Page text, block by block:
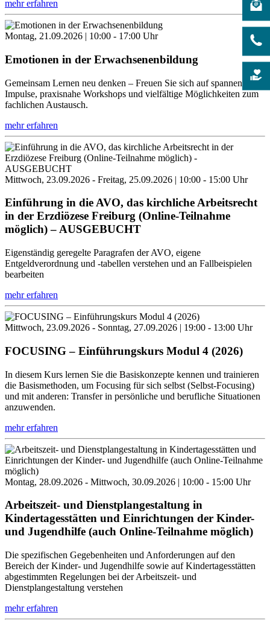
mehr erfahren
Montag, 21.09.2026 | 10:00 - 17:00 Uhr
Emotionen in der Erwachsenenbildung
Gemeinsam Lernen neu denken – Freuen Sie sich auf spannende
Impulse, praxisnahe Workshops und vielfältige Möglichkeiten zum
fachlichen Austausch.
mehr erfahren
Mittwoch, 23.09.2026 - Freitag, 25.09.2026 | 10:00 - 15:00 Uhr
Einführung in die AVO, das kirchliche Arbeitsrecht
in der Erzdiözese Freiburg (Online-Teilnahme
möglich) – AUSGEBUCHT
Eigenständig geregelte Paragrafen der AVO, eigene
Entgeldverordnung und -tabellen verstehen und an Fallbeispielen
bearbeiten
mehr erfahren
Mittwoch, 23.09.2026 - Sonntag, 27.09.2026 | 19:00 - 13:00 Uhr
FOCUSING – Einführungskurs Modul 4 (2026)
In diesem Kurs lernen Sie die Basiskonzepte kennen und trainieren
die Basismethoden, um Focusing für sich selbst (Selbst-Focusing)
und mit anderen: Transfer in persönliche und berufliche Situationen
anzuwenden.
mehr erfahren
Montag, 28.09.2026 - Mittwoch, 30.09.2026 | 10:00 - 15:00 Uhr
Arbeitszeit- und Dienstplangestaltung in
Kindertagesstätten und Einrichtungen der Kinder-
und Jugendhilfe (auch Online-Teilnahme möglich)
Die spezifischen Gegebenheiten und Anforderungen auf den
Bereich der Kinder- und Jugendhilfe sowie auf Kindertagesstätten
abgestimmten Regelungen bei der Arbeitszeit- und
Dienstplangestaltung verstehen
mehr erfahren